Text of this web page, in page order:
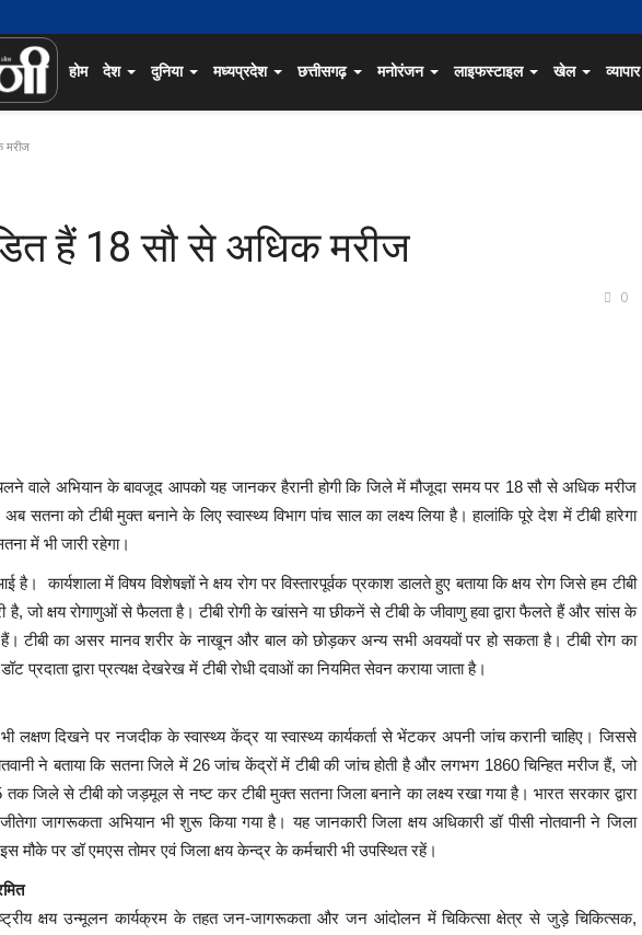
होम देश दुनिया मध्यप्रदेश छत्तीसगढ़ मनोरंजन लाइफस्टाइल खेल व्यापार
मरीज
हैं 18 सौ से अधिक मरीज
0
चलने वाले अभियान के बावजूद आपको यह जानकर हैरानी होगी कि जिले में मौजूदा समय पर 18 सौ से अधिक मरीज
सतना को टीबी मुक्त बनाने के लिए स्वास्थ्य विभाग पांच साल का लक्ष्य लिया है। हालांकि पूरे देश में टीबी हारेगा
में भी जारी रहेगा।
है। कार्यशाला में विषय विशेषज्ञों ने क्षय रोग पर विस्तारपूर्वक प्रकाश डालते हुए बताया कि क्षय रोग जिसे हम टीबी
जो क्षय रोगाणुओं से फैलता है। टीबी रोगी के खांसने या छीकनें से टीबी के जीवाणु हवा द्वारा फैलते हैं और सांस के
टीबी का असर मानव शरीर के नाखून और बाल को छोड़कर अन्य सभी अवयवों पर हो सकता है। टीबी रोग का
द्वारा प्रत्यक्ष देखरेख में टीबी रोधी दवाओं का नियमित सेवन कराया जाता है।
लक्षण दिखने पर नजदीक के स्वास्थ्य केंद्र या स्वास्थ्य कार्यकर्ता से भेंटकर अपनी जांच करानी चाहिए। जिससे
ने बताया कि सतना जिले में 26 जांच केंद्रों में टीबी की जांच होती है और लगभग 1860 चिन्हित मरीज हैं, जो
तक जिले से टीबी को जड़मूल से नष्ट कर टीबी मुक्त सतना जिला बनाने का लक्ष्य रखा गया है। भारत सरकार द्वारा
जागरूकता अभियान भी शुरू किया गया है। यह जानकारी जिला क्षय अधिकारी डॉ पीसी नोतवानी ने जिला
मौके पर डॉ एमएस तोमर एवं जिला क्षय केन्द्र के कर्मचारी भी उपस्थित रहें।
राष्ट्रीय क्षय उन्मूलन कार्यक्रम के तहत जन-जागरूकता और जन आंदोलन में चिकित्सा क्षेत्र से जुड़े चिकित्सक,